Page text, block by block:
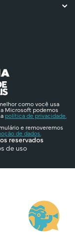
como você usa
Microsoft podemos
política de privacidade.
e removeremos
de dados.
reservados
de uso